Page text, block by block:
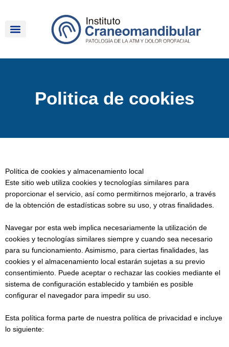
contenido
Politica de cookies
Política de cookies y almacenamiento local
Este sitio web utiliza cookies y tecnologías similares para
proporcionar el servicio, así como permitirnos mejorarlo, a través
de la obtención de estadísticas sobre su uso, y otras finalidades.
Navegar por esta web implica necesariamente la utilización de
cookies y tecnologías similares siempre y cuando sea necesario
para su funcionamiento. Asimismo, para ciertas finalidades, las
cookies y el almacenamiento local estarán sujetas a su previo
consentimiento. Puede aceptar o rechazar las cookies mediante el
sistema de configuración establecido y también es posible
configurar el navegador para impedir su uso.
Esta política forma parte de nuestra política de privacidad e incluye
lo siguiente: